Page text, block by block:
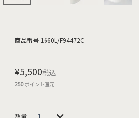
商品番号 1660L/F94472C
¥5,500税込
250ポイント還元